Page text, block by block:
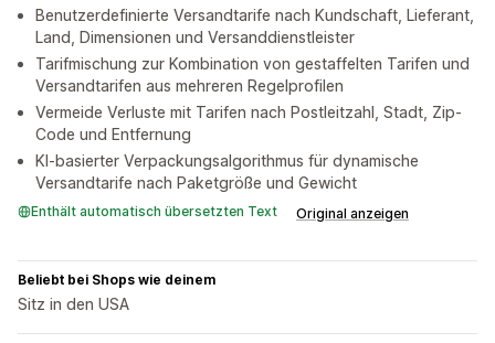
Benutzerdefinierte Versandtarife nach Kundschaft, Lieferant,
Land, Dimensionen und Versanddienstleister
Tarifmischung zur Kombination von gestaffelten Tarifen und
Versandtarifen aus mehreren Regelprofilen
Vermeide Verluste mit Tarifen nach Postleitzahl, Stadt, Zip-
Code und Entfernung
KI-basierter Verpackungsalgorithmus für dynamische
Versandtarife nach Paketgröße und Gewicht
Enthält automatisch übersetzten Text Original anzeigen
Beliebt bei Shops wie deinem
Sitz in den USA